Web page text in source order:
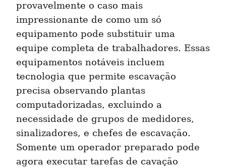
provavelmente o caso mais
impressionante de como um só
equipamento pode substituir uma
equipe completa de trabalhadores. Essas
equipamentos notáveis incluem
tecnologia que permite escavação
precisa observando plantas
computadorizadas, excluindo a
necessidade de grupos de medidores,
sinalizadores, e chefes de escavação.
Somente um operador preparado pode
agora executar tarefas de cavação